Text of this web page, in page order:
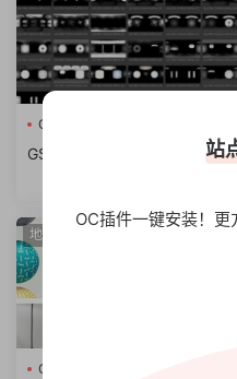
C4D模型
GSG灰猩猩预设HDRI金属产
地板/墙面
GSG灰猩猩
站
OC插件一键安装！更